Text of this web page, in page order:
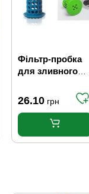
Фільтр-пробка
для зливного
(6 x 6 x 5 см)
26.10 грн